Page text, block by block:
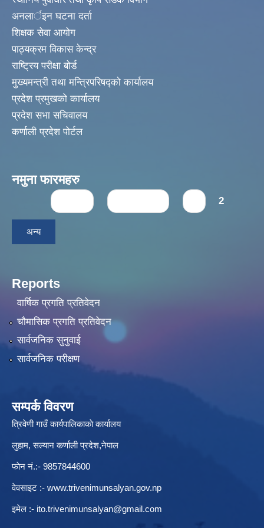
अनलार्इन घटना दर्ता
शिक्षक सेवा आयोग
पाठ्यक्रम विकास केन्द्र
राष्ट्रिय परीक्षा बोर्ड
मुख्यमन्त्री तथा मन्त्रिपरिषद्को कार्यालय
प्रदेश प्रमुखको कार्यालय
प्रदेश सभा सचिवालय
कर्णाली प्रदेश पोर्टल
नमुना फारमहरु
Pages 2
अन्य
Reports
वार्षिक प्रगति प्रतिवेदन
चौमासिक प्रगति प्रतिवेदन
सार्वजनिक सुनुवाई
सार्वजनिक परीक्षण
सम्पर्क विवरण
त्रिवेणी गाउँ कार्यपालिकाकाे कार्यालय
लुहाम, सल्यान कर्णाली प्रदेश,नेपाल
फाेन नं.:- 9857844600
वेवसाइट :- www.trivenimunsalyan.gov.np
इमेल :- ito.trivenimunsalyan@gmail.com